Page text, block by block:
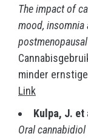
The impact of
mood, insomnia
minder ernstige
Link
Kulpa, J. et
Oral